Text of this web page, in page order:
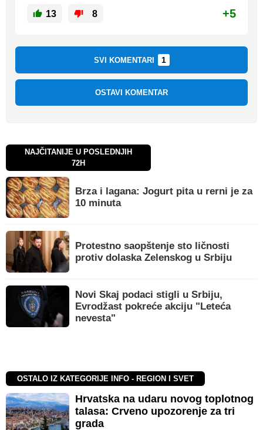
13 8 +5
SVI KOMENTARI 1
OSTAVI KOMENTAR
NAJČITANIJE U POSLEDNJIH
72H
Brza i lagana: Jogurt pita u rerni je za
10 minuta
Protestno saopštenje sto ličnosti
protiv dolaska Zelenskog u Srbiju
Novi Skaj podaci stigli u Srbiju,
Evrodžast pokreće akciju "Leteća
nevesta"
OSTALO IZ KATEGORIJE INFO - REGION I SVET
Hrvatska na udaru novog toplotnog
talasa: Crveno upozorenje za tri
grada